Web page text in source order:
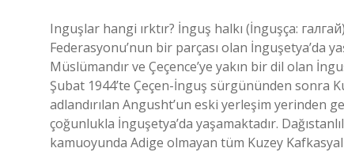
Inguşlar hangi ırktır? İnguş halkı (İnguşça:
Federasyonu’nun bir parçası olan İnguşetya’da
Müslümandır ve Çeçence’ye yakın bir dil olan
Şubat 1944’te Çeçen-İnguş sürgününden sonra
adlandırılan Angusht’un eski yerleşim yerinden
çoğunlukla İnguşetya’da yaşamaktadır.
kamuoyunda Adige olmayan tüm Kuzey